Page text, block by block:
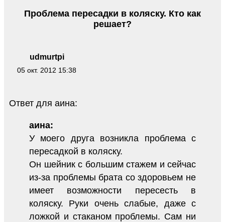
udmurtpi
05 окт. 2012 15:38
Проблема пересадки в коляску. Кто как
решает?
Ответ для аина:
аина:
У моего друга возникла проблема с
пересадкой в коляску.
Он шейник с большим стажем и сейчас
из-за проблемы брата со здоровьем не
имеет возможности пересесть в
коляску. Руки очень слабые, даже с
ложкой и стаканом проблемы. Сам ни